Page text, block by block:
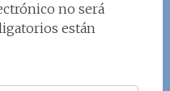
no será
están